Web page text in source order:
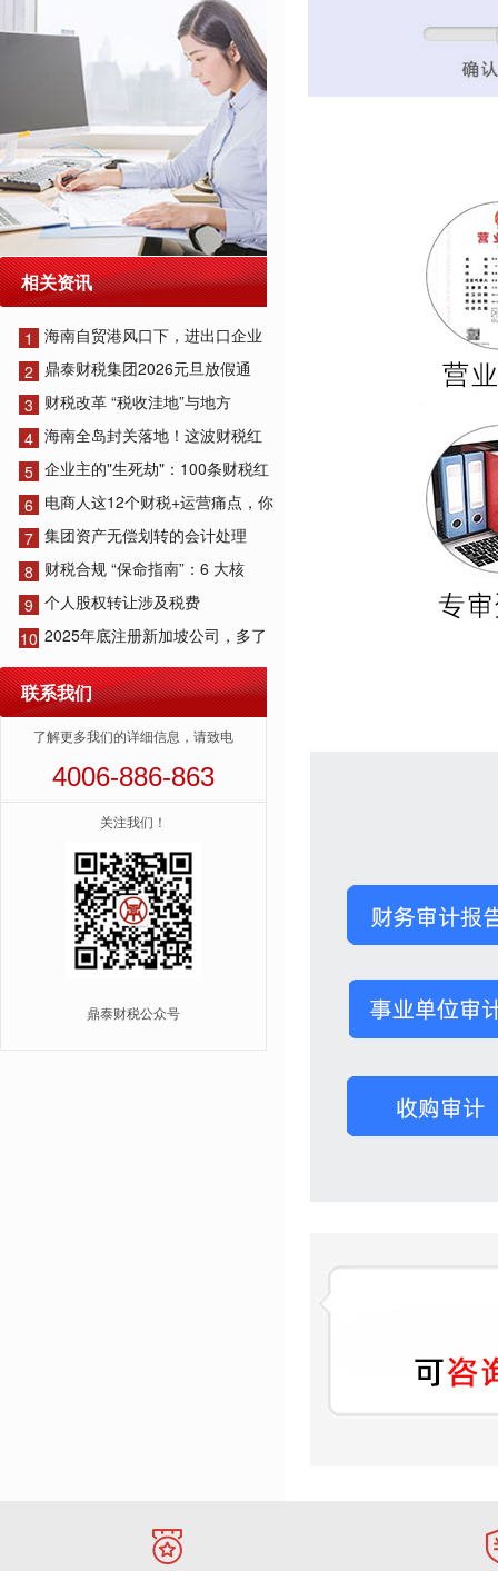
相关资讯
1
海南自贸港风口下，进出口企业
2 鼎泰财税集团2026元旦放假通
3 财税改革 “税收洼地”与地方
4 海南全岛封关落地！这波财税红
5 企业主的"生死劫"：100条财税红
6 电商人这12个财税+运营痛点，你
7 集团资产无偿划转的会计处理
8 财税合规 “保命指南”：6 大核
9 个人股权转让涉及税费
10 2025年底注册新加坡公司，多了
联系我们
了解更多我们的详细信息，请致电
4006-886-863
关注我们！
鼎泰财税公众号